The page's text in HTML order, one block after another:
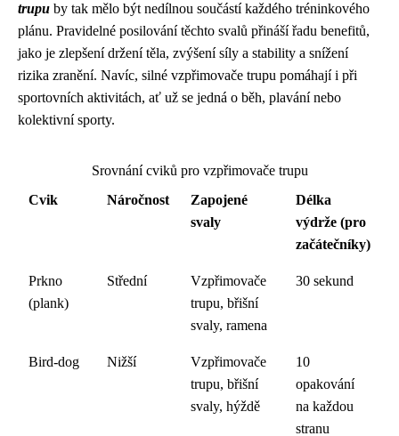
trupu by tak mělo být nedílnou součástí každého tréninkového
plánu. Pravidelné posilování těchto svalů přináší řadu benefitů,
jako je zlepšení držení těla, zvýšení síly a stability a snížení
rizika zranění. Navíc, silné vzpřimovače trupu pomáhají i při
sportovních aktivitách, ať už se jedná o běh, plavání nebo
kolektivní sporty.
Srovnání cviků pro vzpřimovače trupu
Cvik
Náročnost
Zapojené
svaly
Délka
výdrže (pro
začátečníky)
Prkno
(plank)
Střední
Vzpřimovače
trupu, břišní
svaly, ramena
30 sekund
Bird-dog Nižší
Vzpřimovače
trupu, břišní
svaly, hýždě
10
opakování
na každou
stranu